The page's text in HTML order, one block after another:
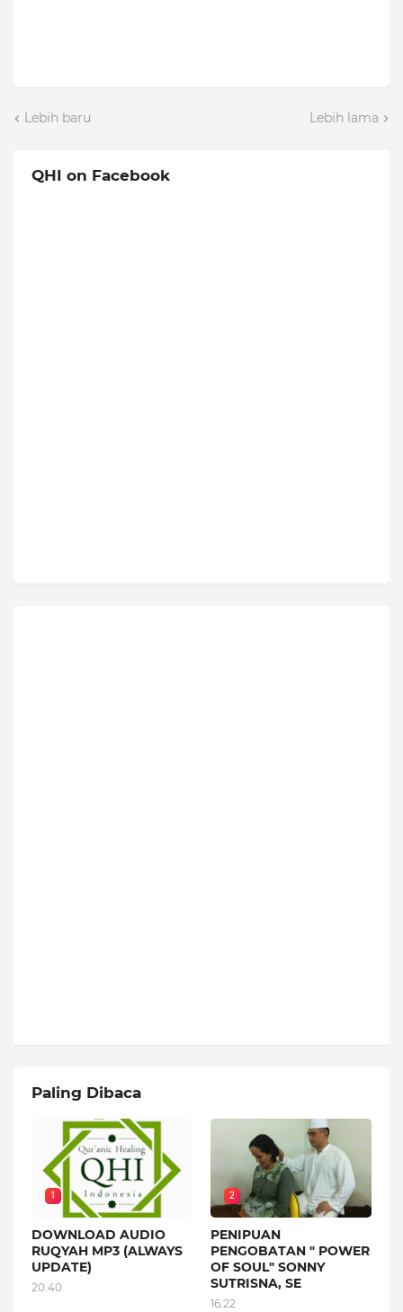
Lebih baru Lebih lama
QHI on Facebook
Paling Dibaca
1
DOWNLOAD AUDIO
RUQYAH MP3 (ALWAYS
UPDATE)
20.40
2
PENIPUAN
PENGOBATAN " POWER
OF SOUL" SONNY
SUTRISNA, SE
16.22